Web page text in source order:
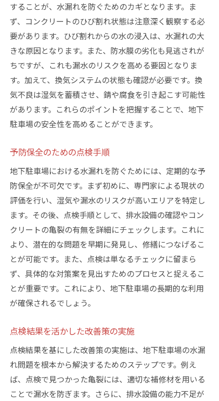
することが、水漏れを防ぐためのカギとなります。ま
ず、コンクリートのひび割れ状態は注意深く観察する必
要があります。ひび割れからの水の浸入は、水漏れの大
きな原因となります。また、防水膜の劣化も見逃されが
ちですが、これも漏水のリスクを高める要因となりま
す。加えて、換気システムの状態も確認が必要です。換
気不良は湿気を蓄積させ、錆や腐食を引き起こす可能性
があります。これらのポイントを把握することで、地下
駐車場の安全性を高めることができます。
予防保全のための点検手順
地下駐車場における水漏れを防ぐためには、定期的な予
防保全が不可欠です。まず初めに、専門家による現状の
評価を行い、湿気や漏水のリスクが高いエリアを特定し
ます。その後、点検手順として、排水設備の確認やコン
クリートの亀裂の有無を詳細にチェックします。これに
より、潜在的な問題を早期に発見し、修繕につなげるこ
とが可能です。また、点検は単なるチェックに留まら
ず、具体的な対策案を見出すためのプロセスと捉えるこ
とが重要です。これにより、地下駐車場の長期的な利用
が確保されるでしょう。
点検結果を活かした改善策の実施
点検結果を基にした改善策の実施は、地下駐車場の水漏
れ問題を根本から解決するためのステップです。例え
ば、点検で見つかった亀裂には、適切な補修材を用いる
ことで漏水を防ぎます。さらに、排水設備の能力不足が